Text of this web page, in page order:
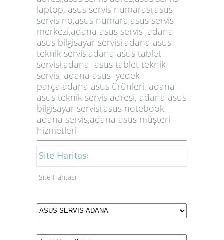
laptop, asus servis numarası,asus
servis no,asus numara,asus servis
merkezi,adana asus servis ,adana
asus bilgisayar servisi,adana asus
teknik servis,adana asus tablet
servisi,adana asus tablet teknik
servis, adana asus yedek
parça,adana asus ürünleri, adana
asus teknik servis adresi, adana asus
bilgisayar servisi,asus notebook
adana servis,adana asus müşteri
hizmetleri
Site Haritası
Site Haritası